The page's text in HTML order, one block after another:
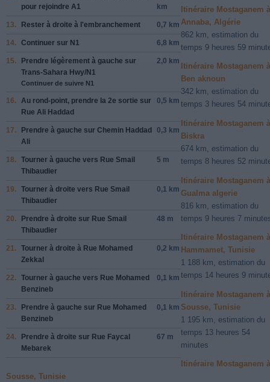
pour rejoindre A1
km
13. Rester à droite à l'embranchement 0,7 km
14. Continuer sur N1 6,8 km
15. Prendre légèrement à gauche sur
Trans-Sahara Hwy/N1
Continuer de suivre N1
2,0 km
16. Au rond-point, prendre la 2e sortie sur
Rue Ali Haddad
0,5 km
17. Prendre à gauche sur Chemin Haddad
Ali
0,3 km
18. Tourner à gauche vers Rue Smail
Thibaudier
5 m
19. Tourner à droite vers Rue Smail
Thibaudier
0,1 km
20. Prendre à droite sur Rue Smail
Thibaudier
48 m
21. Tourner à droite à Rue Mohamed
Zekkal
0,2 km
22. Tourner à gauche vers Rue Mohamed
Benzineb
0,1 km
23. Prendre à gauche sur Rue Mohamed
Benzineb
0,1 km
24. Prendre à droite sur Rue Faycal
Mebarek
67 m
Itinéraire Mostaganem à
Annaba, Algérie
862 km, estimation du
temps 9 heures 59
Itinéraire Mostaganem à
Ben aknoun
342 km, estimation du
temps 3 heures 54
Itinéraire Mostaganem à
Biskra
674 km, estimation du
temps 8 heures 52
Itinéraire Mostaganem à
Gualma algerie
816 km, estimation du
temps 9 heures 7
Itinéraire Mostaganem à
Hammamet, Tunisie
1 188 km, estimation du
temps 14 heures 9
Itinéraire Mostaganem à
Sousse, Tunisie
1 195 km, estimation du
temps 13 heures 54
minutes
Itinéraire Mostaganem à
Sousse, Tunisie